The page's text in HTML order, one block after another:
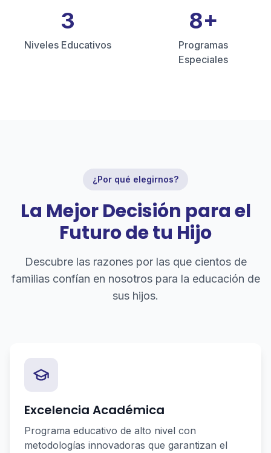
3
Niveles Educativos
8+
Programas
Especiales
¿Por qué elegirnos?
La Mejor Decisión para el
Futuro de tu Hijo
Descubre las razones por las que cientos de
familias confían en nosotros para la educación de
sus hijos.
Excelencia Académica
Programa educativo de alto nivel con
metodologías innovadoras que garantizan el